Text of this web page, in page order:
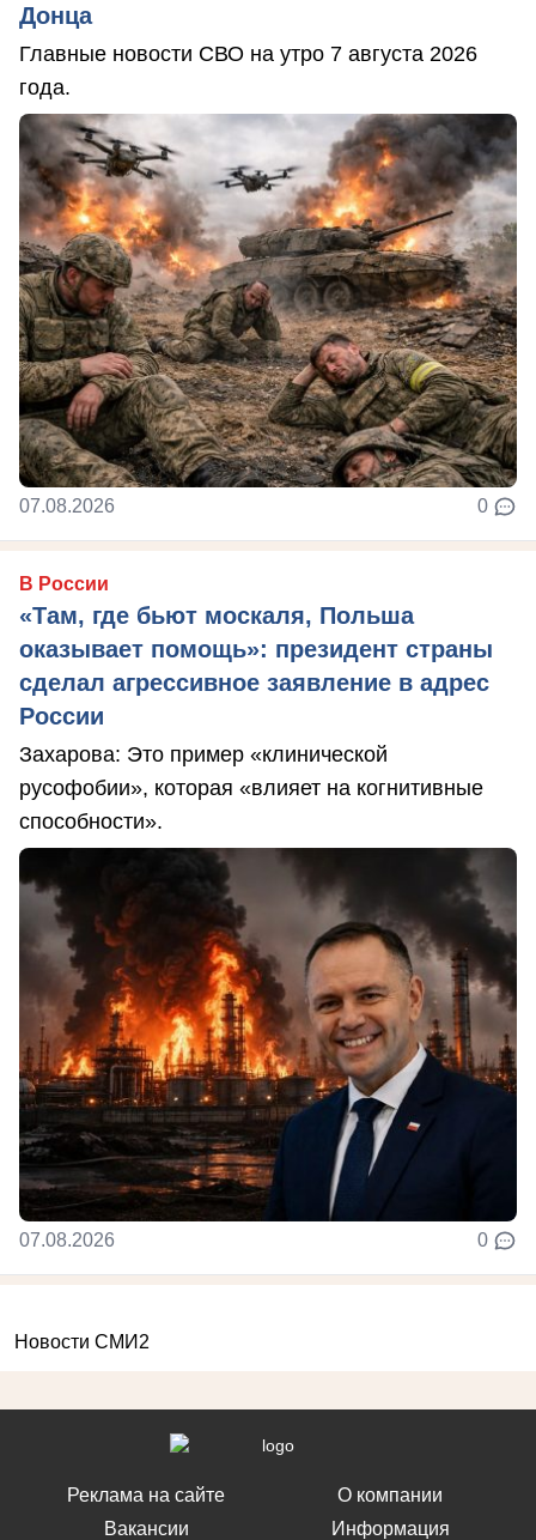
Донца
Главные новости СВО на утро 7 августа 2026
года.
07.08.2026 0
В России
«Там, где бьют москаля, Польша
оказывает помощь»: президент страны
сделал агрессивное заявление в адрес
России
Захарова: Это пример «клинической
русофобии», которая «влияет на когнитивные
способности».
07.08.2026 0
Новости СМИ2
Реклама на сайте
Вакансии
О компании
Информация